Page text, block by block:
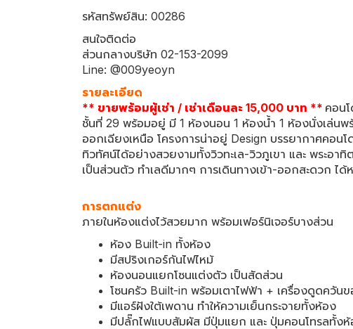
รหัสทรัพย์สิน: 00286
สนใจติดต่อ
ส่วนกลางบริษัท 02-153-2099
Line: @009yeoyn
รายละเอียด
** ขายพร้อมผู้เช่า / เช่าเดือนละ 15,000 บาท ** คอน
ชั้นที่ 29 พร้อมอยู่ มี 1 ห้องนอน 1 ห้องน้ำ 1 ห้องนั่งเล่นพ
ออกเฉียงเหนือ โครงการน่าอยู่ Design บรรยากาศคอน
ทิวทัศน์ได้อย่างสวยงามทั้งวิวทะเล-วิวภูเขา และ พระอา
เป็นส่วนตัว ทำเลดีมากๆ การเดินทางเข้า-ออกสะดวก ได้
การตกแต่ง
ภายในห้องแต่งไว้สวยมาก พร้อมเฟอร์นิเจอร์บางส่วน
ห้อง Built-in ทั้งห้อง
มีสปริงเกอร์กันไฟไหม้
ห้องนอนแยกโซนแต่งตัว เป็นสัดส่วน
โซนครัว Built-in พร้อมเตาไฟฟ้า + เครื่องดูดควัน
มีแอร์ฝังใต้เพดาน ทำให้ความเย็นกระจายทั้งห้อง
มีปลั๊กไฟแบบสัมผัส มีปุ่มแยก และ ปุ่มคอนโทรลทั้ง